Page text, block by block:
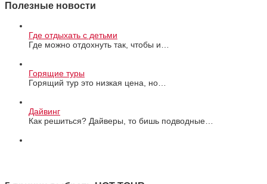
Полезные новости
Где отдыхать с детьми
Где можно отдохнуть так, чтобы и…
Горящие туры
Горящий тур это низкая цена, но…
Дайвинг
Как решиться? Дайверы, то бишь подводные…